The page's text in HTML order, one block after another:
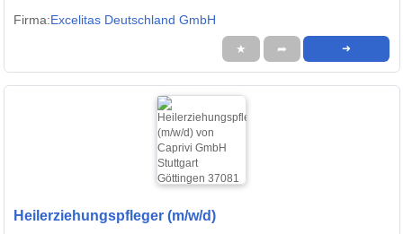
Firma:Excelitas Deutschland GmbH
★ ➦ ➜
Heilerziehungspfleger (m/w/d)